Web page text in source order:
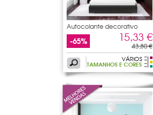
Autocolante decorativo
pauta
-65% 15,33 €
43,80 €
VÁRIOS
TAMANHOS E CORES